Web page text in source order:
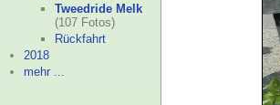
Tweedride Melk
(107 Fotos)
Rückfahrt
2018
mehr ...